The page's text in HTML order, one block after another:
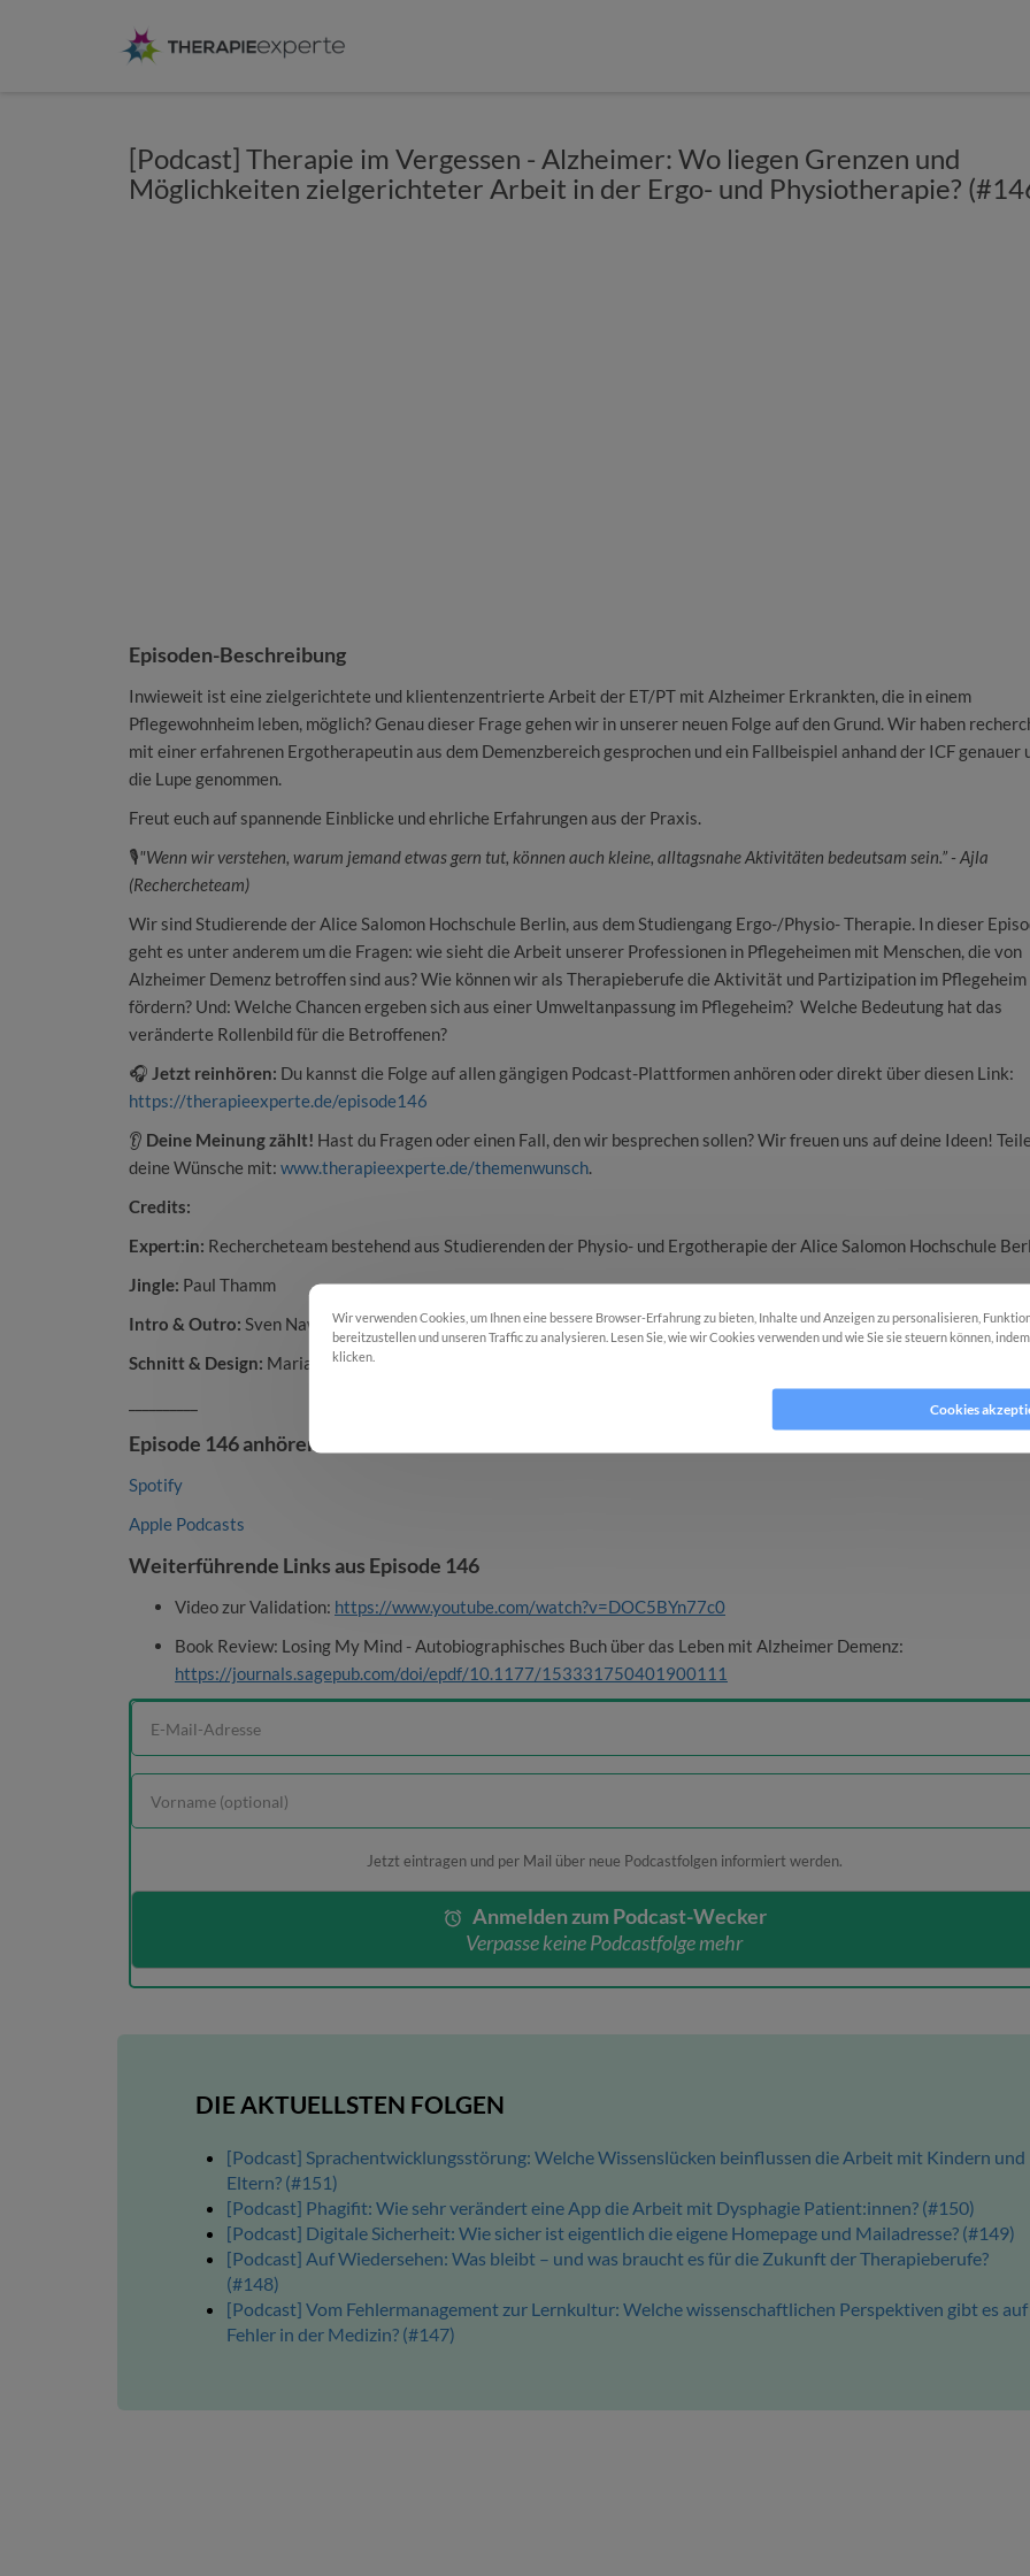
[Podcast] Therapie im Vergessen - Alzheimer: Wo liegen Grenzen und
Möglichkeiten zielgerichteter Arbeit in der Ergo- und Physiotherapie?
Episoden-Beschreibung
Inwieweit ist eine zielgerichtete und klientenzentrierte Arbeit der ET/PT mit Alzheimer Erkrankten, die in einem
Pflegewohnheim leben, möglich? Genau dieser Frage gehen wir in unserer neuen Folge auf den Grund. Wir haben
mit einer erfahrenen Ergotherapeutin aus dem Demenzbereich gesprochen und ein Fallbeispiel anhand der ICF genauer
die Lupe genommen.
Freut euch auf spannende Einblicke und ehrliche Erfahrungen aus der Praxis.
🎙️"Wenn wir verstehen, warum jemand etwas gern tut, können auch kleine, alltagsnahe Aktivitäten bedeutsam sein.” - Ajla
(Rechercheteam)
Wir sind Studierende der Alice Salomon Hochschule Berlin, aus dem Studiengang Ergo-/Physio- Therapie. In dieser
geht es unter anderem um die Fragen: wie sieht die Arbeit unserer Professionen in Pflegeheimen mit Menschen, die von
Alzheimer Demenz betroffen sind aus? Wie können wir als Therapieberufe die Aktivität und Partizipation im Pflegeheim
fördern? Und: Welche Chancen ergeben sich aus einer Umweltanpassung im Pflegeheim? Welche Bedeutung hat das
veränderte Rollenbild für die Betroffenen?
🎧 Jetzt reinhören: Du kannst die Folge auf allen gängigen Podcast-Plattformen anhören oder direkt über diesen Link:
https://therapieexperte.de/episode146
👂 Deine Meinung zählt! Hast du Fragen oder einen Fall, den wir besprechen sollen? Wir freuen uns auf deine Ideen!
deine Wünsche mit: www.therapieexperte.de/themenwunsch.
Credits:
Expert:in: Rechercheteam bestehend aus Studierenden der Physio- und Ergotherapie der Alice Salomon Hochschule
Jingle: Paul Thamm
Intro & Outro: Sven Nawra
Schnitt & Design: Maria Wolff
Episode 146 anhören
Spotify
Apple Podcasts
Weiterführende Links aus Episode 146
Video zur Validation: https://www.youtube.com/watch?v=DOC5BYn77c0
Book Review: Losing My Mind - Autobiographisches Buch über das Leben mit Alzheimer Demenz:
https://journals.sagepub.com/doi/epdf/10.1177/153331750401900111
Jetzt eintragen und per Mail über neue Podcastfolgen informiert werden.
Anmelden zum Podcast-Wecker
Verpasse keine Podcastfolge mehr
DIE AKTUELLSTEN FOLGEN
[Podcast] Sprachentwicklungsstörung: Welche Wissenslücken beinflussen die Arbeit mit Kindern und
Eltern? (#151)
[Podcast] Phagifit: Wie sehr verändert eine App die Arbeit mit Dysphagie Patient:innen? (#150)
[Podcast] Digitale Sicherheit: Wie sicher ist eigentlich die eigene Homepage und Mailadresse? (#149)
[Podcast] Auf Wiedersehen: Was bleibt – und was braucht es für die Zukunft der Therapieberufe?
(#148)
[Podcast] Vom Fehlermanagement zur Lernkultur: Welche wissenschaftlichen Perspektiven gibt es auf
Fehler in der Medizin? (#147)
Wir verwenden Cookies, um Ihnen eine bessere Browser-Erfahrung zu bieten, Inhalte und Anzeigen zu personalisieren,
bereitzustellen und unseren Traffic zu analysieren. Lesen Sie, wie wir Cookies verwenden und wie Sie sie steuern können,
klicken.
Cookies